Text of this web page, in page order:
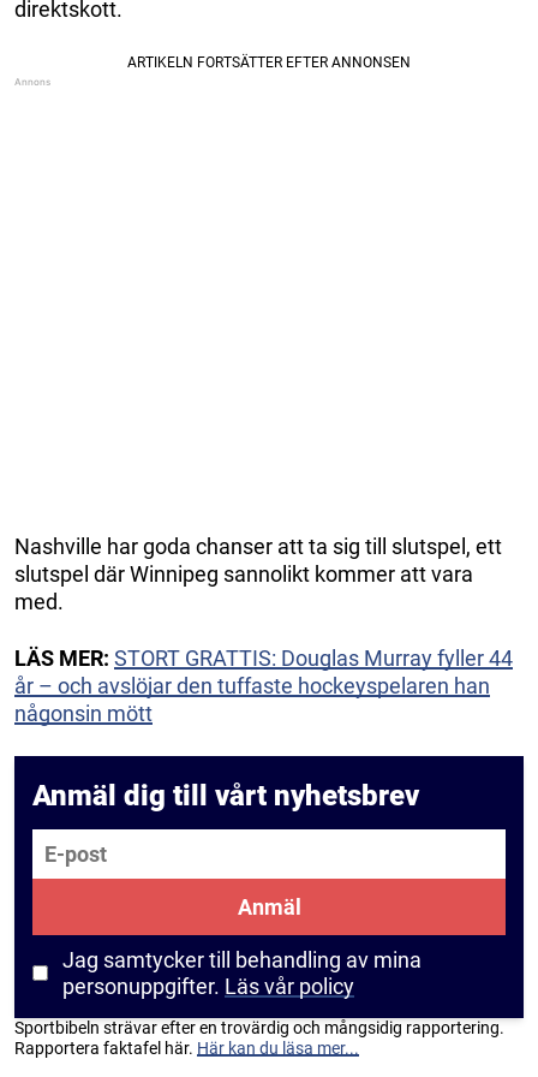
direktskott.
Nashville har goda chanser att ta sig till slutspel, ett
slutspel där Winnipeg sannolikt kommer att vara
med.
LÄS MER: STORT GRATTIS: Douglas Murray fyller 44
år – och avslöjar den tuffaste hockeyspelaren han
någonsin mött
Anmäl dig till vårt nyhetsbrev
E-post
Anmäl
Jag samtycker till behandling av mina
personuppgifter. Läs vår policy
Sportbibeln strävar efter en trovärdig och mångsidig rapportering.
Rapportera faktafel här. Här kan du läsa mer...